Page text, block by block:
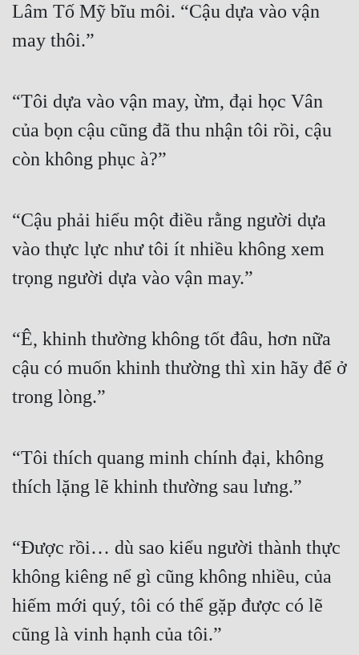
Lâm Tố Mỹ bĩu môi. “Cậu dựa vào vận
may thôi.”
“Tôi dựa vào vận may, ừm, đại học Vân
của bọn cậu cũng đã thu nhận tôi rồi, cậu
còn không phục à?”
“Cậu phải hiểu một điều rằng người dựa
vào thực lực như tôi ít nhiều không xem
trọng người dựa vào vận may.”
“Ê, khinh thường không tốt đâu, hơn nữa
cậu có muốn khinh thường thì xin hãy để ở
trong lòng.”
“Tôi thích quang minh chính đại, không
thích lặng lẽ khinh thường sau lưng.”
“Được rồi… dù sao kiểu người thành thực
không kiêng nể gì cũng không nhiều, của
hiếm mới quý, tôi có thể gặp được có lẽ
cũng là vinh hạnh của tôi.”